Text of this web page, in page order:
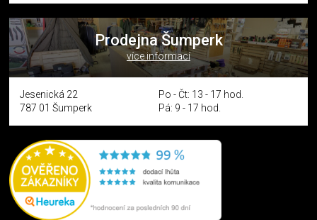
Prodejna Šumperk
více informací
Jesenická 22
787 01 Šumperk
Po - Čt: 13 - 17 hod.
Pá: 9 - 17 hod.